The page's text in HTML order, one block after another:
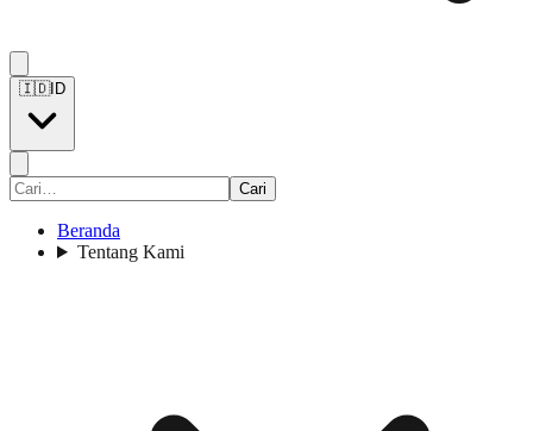
🇮🇩ID
Cari
Beranda
Tentang Kami